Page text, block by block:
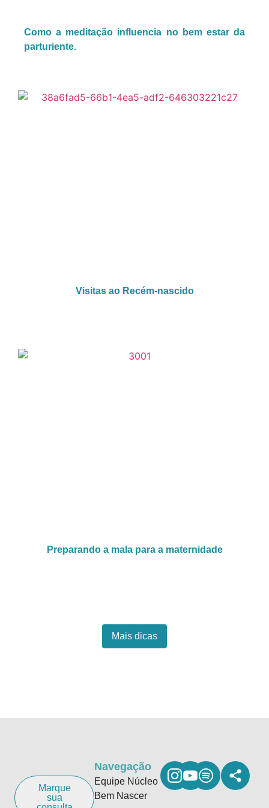
Como a meditação influencia no bem estar da
parturiente.
Visitas ao Recém-nascido
Preparando a mala para a maternidade
Mais dicas
Marque
sua
Navegação
Equipe Núcleo
Bem Nascer